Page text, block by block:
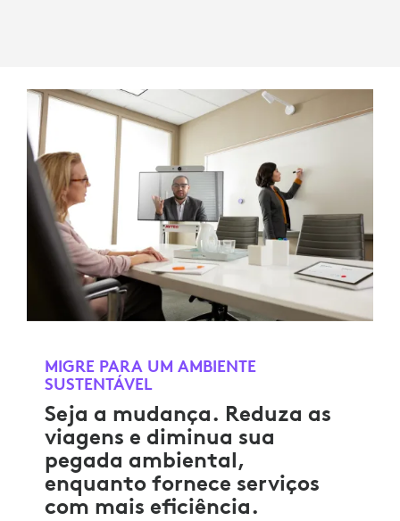
MIGRE PARA UM AMBIENTE
SUSTENTÁVEL
Seja a mudança. Reduza as
viagens e diminua sua
pegada ambiental,
enquanto fornece serviços
com mais eficiência.